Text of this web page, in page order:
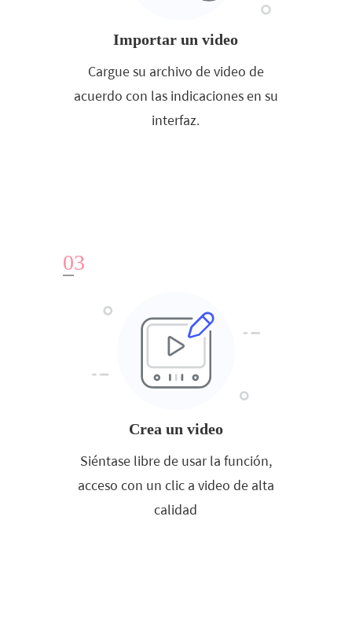
Importar un video
Cargue su archivo de video de
acuerdo con las indicaciones en su
interfaz.
03
Crea un video
Siéntase libre de usar la función,
acceso con un clic a video de alta
calidad